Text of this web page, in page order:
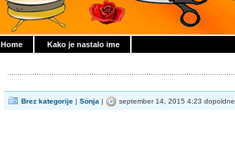
Home Kako je nastalo ime
Brez kategorije | Sonja | september 14, 2015 4:23 dopoldne